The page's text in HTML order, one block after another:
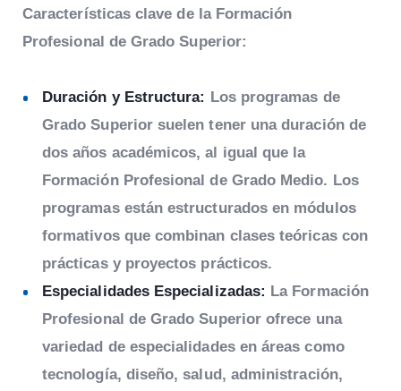
Características clave de la Formación
Profesional de Grado Superior:
Duración y Estructura: Los programas de
Grado Superior suelen tener una duración de
dos años académicos, al igual que la
Formación Profesional de Grado Medio. Los
programas están estructurados en módulos
formativos que combinan clases teóricas con
prácticas y proyectos prácticos.
Especialidades Especializadas: La Formación
Profesional de Grado Superior ofrece una
variedad de especialidades en áreas como
tecnología, diseño, salud, administración,